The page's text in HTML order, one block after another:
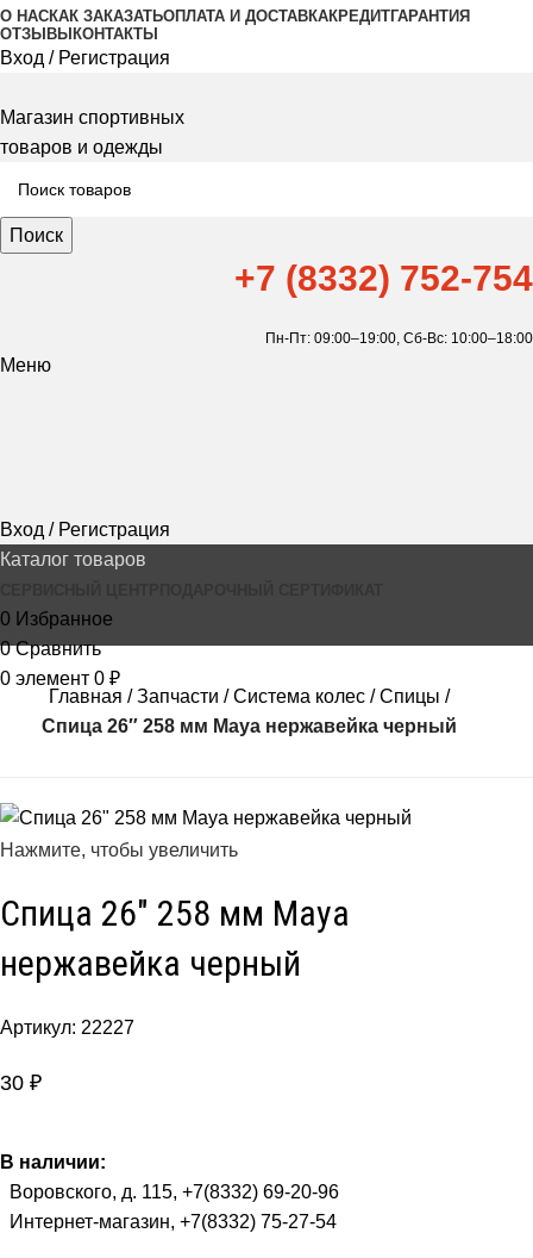
О НАСКАК ЗАКАЗАТЬОПЛАТА И ДОСТАВКАКРЕДИТГАРАНТИЯ
ОТЗЫВЫ КОНТАКТЫ
Вход / Регистрация
Магазин спортивных
товаров и одежды
Поиск
+7 (8332) 752-754
Пн-Пт: 09:00–19:00, Сб-Вс: 10:00–18:00
Меню
Вход / Регистрация
Каталог товаров
0 Избранное
0 Сравнить
0 элемент 0 ₽
Главная
Запчасти Система колес
Спицы
Спица 26″ 258 мм Maya нержавейка черный
Нажмите, чтобы увеличить
Спица 26″ 258 мм Maya
нержавейка черный
Артикул: 22227
30 ₽
В наличии:
Воровского, д. 115, +7(8332) 69-20-96
Интернет-магазин, +7(8332) 75-27-54